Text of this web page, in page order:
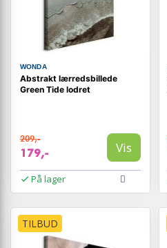
WONDA
Abstrakt lærredsbillede
Green Tide lodret
209,-
179,- Vis
På lager
TILBUD